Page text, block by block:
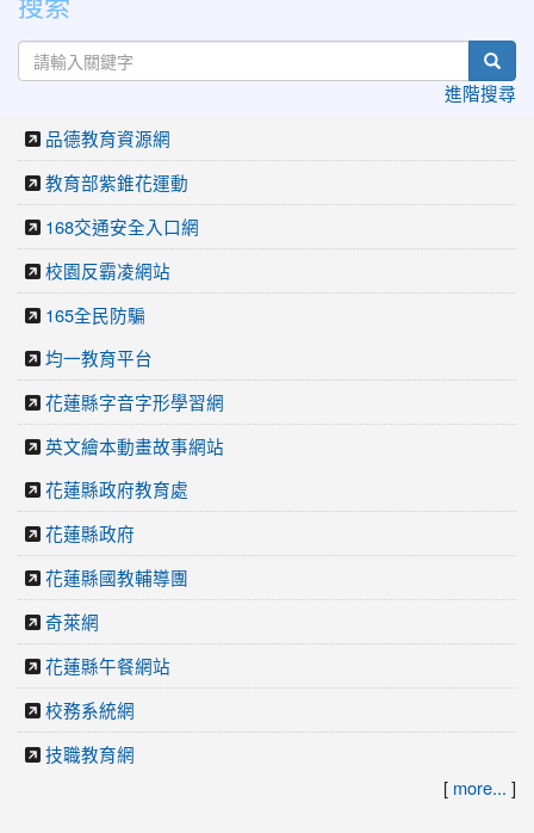
進階搜尋
品德教育資源網
教育部紫錐花運動
168交通安全入口網
校園反霸凌網站
165全民防騙
均一教育平台
花蓮縣字音字形學習網
英文繪本動畫故事網站
花蓮縣政府教育處
花蓮縣政府
花蓮縣國教輔導團
奇萊網
花蓮縣午餐網站
校務系統網
技職教育網
[ more... ]